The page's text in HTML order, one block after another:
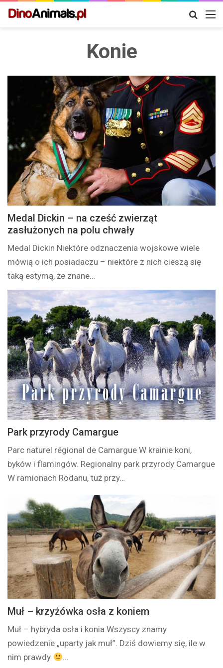
Szukaj
Konie
Medal Dickin – na cześć zwierząt
zasłużonych na polu chwały
Medal Dickin Niektóre odznaczenia wojskowe wiele
mówią o ich posiadaczu – niektóre z nich cieszą się
taką estymą, że znane…
Park przyrody Camargue
Parc naturel régional de Camargue W krainie koni,
byków i flamingów. Regionalny park przyrody Camargue
W ramionach Rodanu, tuż przy…
Muł – krzyżówka osła z koniem
Muł – hybryda osła i konia Wszyscy znamy
powiedzenie „uparty jak muł”. Dziś dowiemy się, ile w
nim prawdy
…